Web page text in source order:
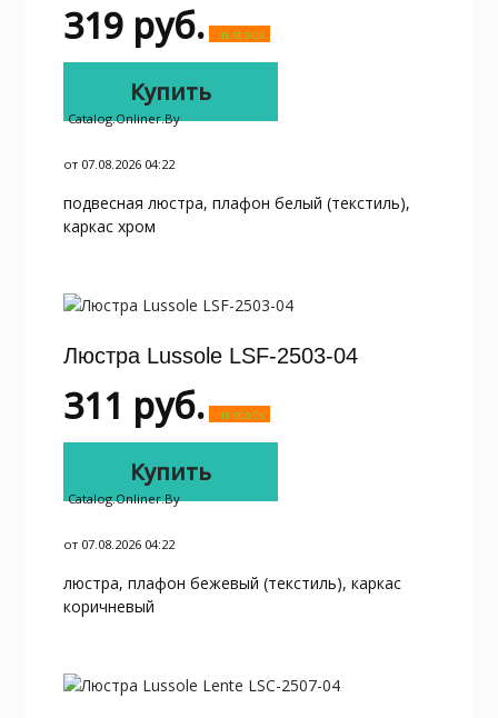
319 руб. in stock
Купить
Catalog.onliner.by
от 07.08.2026 04:22
подвесная люстра, плафон белый (текстиль),
каркас хром
Люстра Lussole LSF-2503-04
311 руб. in stock
Купить
Catalog.onliner.by
от 07.08.2026 04:22
люстра, плафон бежевый (текстиль), каркас
коричневый